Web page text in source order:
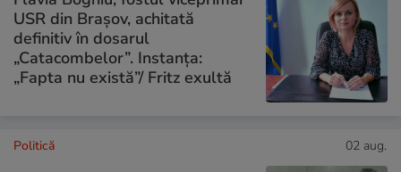
USR din Brașov, achitată
definitiv în dosarul
„Catacombelor”. Instanța:
„Fapta nu există”/ Fritz exultă
Politică 02 aug.